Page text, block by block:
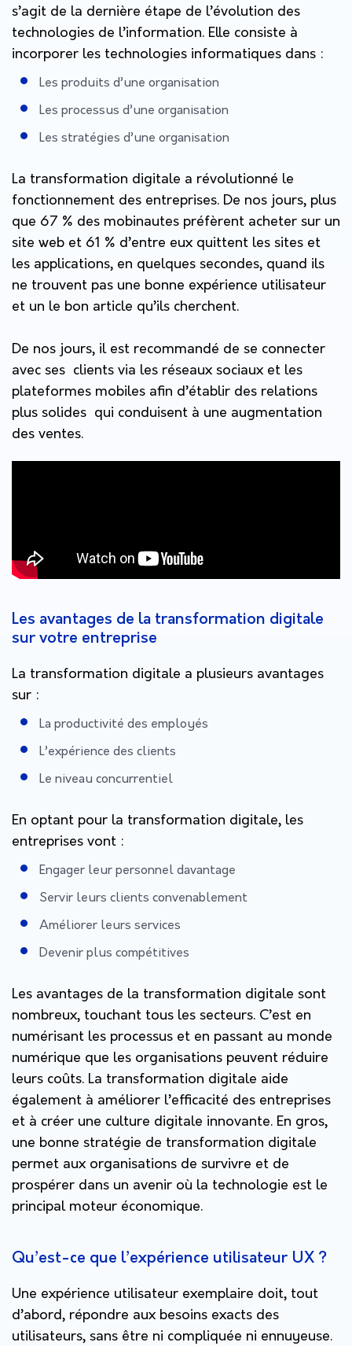
s’agit de la dernière étape de l’évolution des
technologies de l’information. Elle consiste à
incorporer les technologies informatiques dans :
Les produits d’une organisation
Les processus d’une organisation
Les stratégies d’une organisation
La transformation digitale a révolutionné le
fonctionnement des entreprises. De nos jours, plus
que 67 % des mobinautes préfèrent acheter sur un
site web et 61 % d’entre eux quittent les sites et
les applications, en quelques secondes, quand ils
ne trouvent pas une bonne expérience utilisateur
et un le bon article qu’ils cherchent.
De nos jours, il est recommandé de se connecter
avec ses clients via les réseaux sociaux et les
plateformes mobiles afin d’établir des relations
plus solides qui conduisent à une augmentation
des ventes.
Les avantages de la transformation digitale
sur votre entreprise
La transformation digitale a plusieurs avantages
sur :
La productivité des employés
L’expérience des clients
Le niveau concurrentiel
En optant pour la transformation digitale, les
entreprises vont :
Engager leur personnel davantage
Servir leurs clients convenablement
Améliorer leurs services
Devenir plus compétitives
Les avantages de la transformation digitale sont
nombreux, touchant tous les secteurs. C’est en
numérisant les processus et en passant au monde
numérique que les organisations peuvent réduire
leurs coûts. La transformation digitale aide
également à améliorer l’efficacité des entreprises
et à créer une culture digitale innovante. En gros,
une bonne stratégie de transformation digitale
permet aux organisations de survivre et de
prospérer dans un avenir où la technologie est le
principal moteur économique.
Qu’est-ce que l’expérience utilisateur UX ?
Une expérience utilisateur exemplaire doit, tout
d’abord, répondre aux besoins exacts des
utilisateurs, sans être ni compliquée ni ennuyeuse.